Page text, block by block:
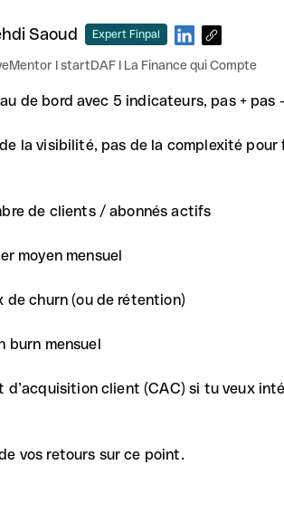
Saoud Expert Finpal
I startDAF I La Finance qui Compte
de bord avec 5 indicateurs, pas + pas
la visibilité, pas de la complexité pour
de clients / abonnés actifs
moyen mensuel
de churn (ou de rétention)
burn mensuel
d’acquisition client (CAC) si tu veux
vos retours sur ce point.